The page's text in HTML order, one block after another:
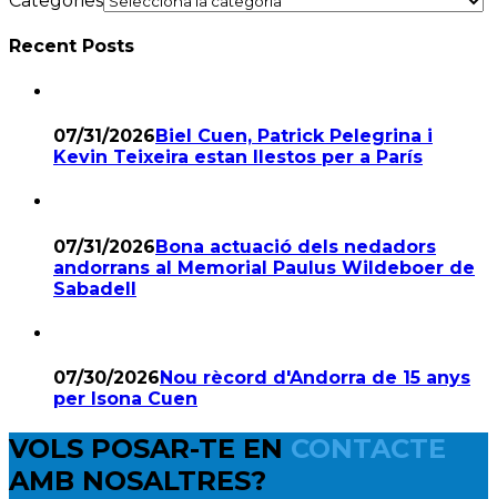
Recent Posts
07/31/2026Biel Cuen, Patrick Pelegrina i
Kevin Teixeira estan llestos per a París
07/31/2026Bona actuació dels nedadors
andorrans al Memorial Paulus Wildeboer de
Sabadell
07/30/2026Nou rècord d'Andorra de 15 anys
per Isona Cuen
VOLS POSAR-TE EN CONTACTE
AMB NOSALTRES?